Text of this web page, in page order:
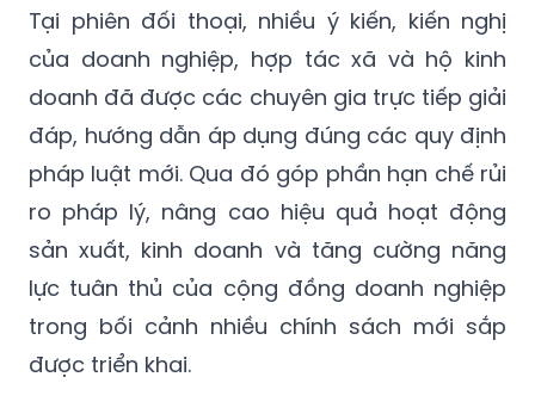
Tại phiên đối thoại, nhiều ý kiến, kiến nghị
của doanh nghiệp, hợp tác xã và hộ kinh
doanh đã được các chuyên gia trực tiếp giải
đáp, hướng dẫn áp dụng đúng các quy định
pháp luật mới. Qua đó góp phần hạn chế rủi
ro pháp lý, nâng cao hiệu quả hoạt động
sản xuất, kinh doanh và tăng cường năng
lực tuân thủ của cộng đồng doanh nghiệp
trong bối cảnh nhiều chính sách mới sắp
được triển khai.